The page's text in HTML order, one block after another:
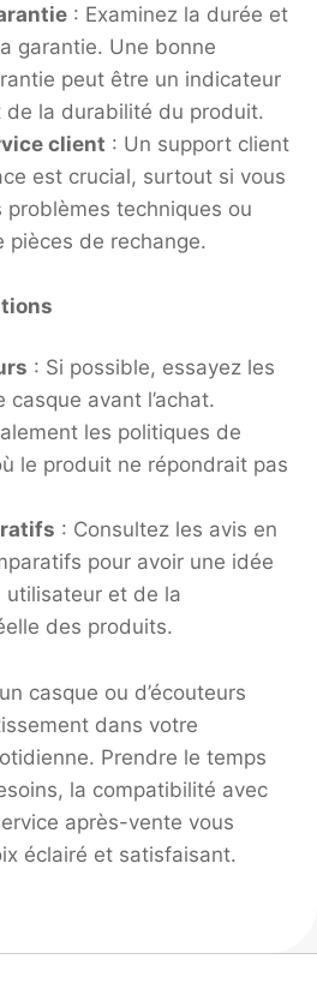
: Examinez la durée et
garantie. Une bonne
peut être un indicateur
de la durabilité du produit.
client : Un support client
est crucial, surtout si vous
problèmes techniques ou
pièces de rechange.
: Si possible, essayez les
casque avant l’achat.
les politiques de
le produit ne répondrait pas
: Consultez les avis en
pour avoir une idée
utilisateur et de la
des produits.
casque ou d’écouteurs
dans votre
Prendre le temps
la compatibilité avec
après-vente vous
éclairé et satisfaisant.